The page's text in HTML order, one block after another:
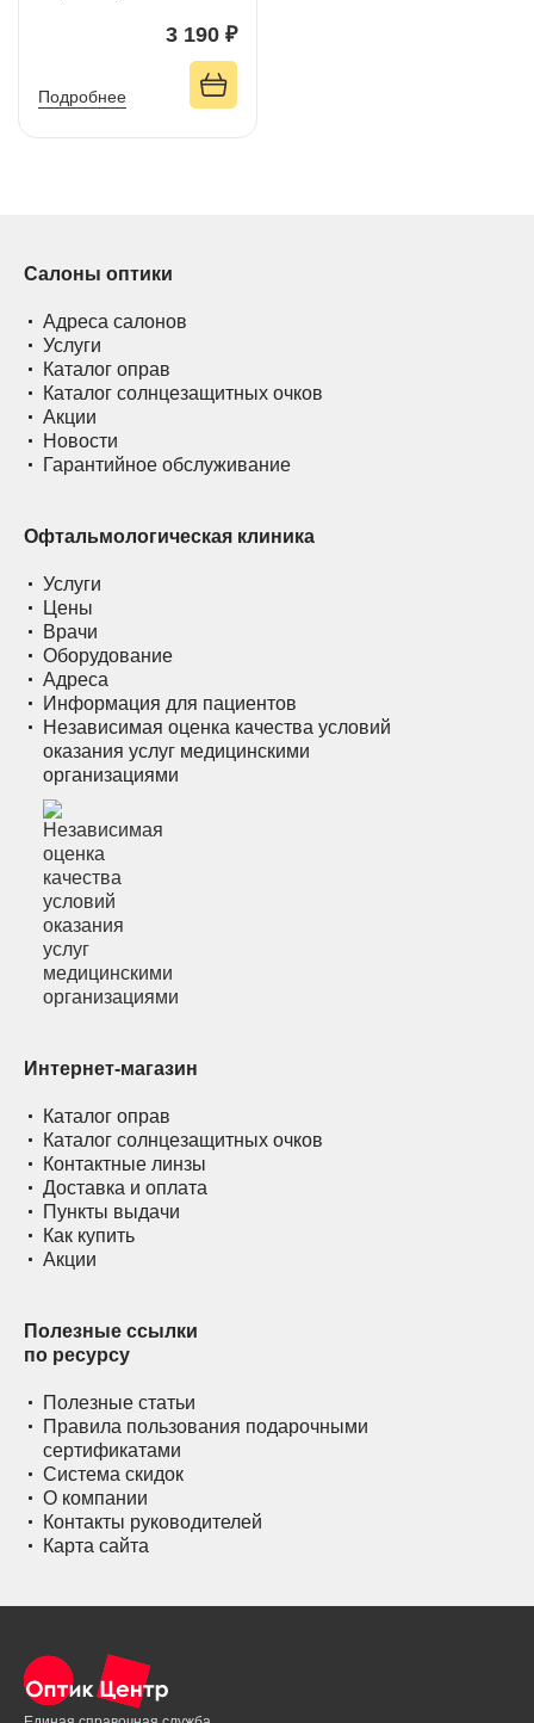
3 190 ₽
Подробнее
Салоны оптики
Адреса салонов
Услуги
Каталог оправ
Каталог солнцезащитных очков
Акции
Новости
Гарантийное обслуживание
Офтальмологическая клиника
Услуги
Цены
Врачи
Оборудование
Адреса
Информация для пациентов
Независимая оценка качества условий
оказания услуг медицинскими
организациями
Интернет-магазин
Каталог оправ
Каталог солнцезащитных очков
Контактные линзы
Доставка и оплата
Пункты выдачи
Как купить
Акции
Полезные ссылки
по ресурсу
Полезные статьи
Правила пользования подарочными
сертификатами
Система скидок
О компании
Контакты руководителей
Карта сайта